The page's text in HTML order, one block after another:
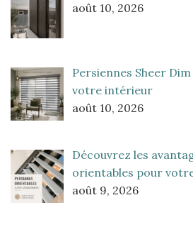
août 10, 2026
Persiennes Sheer
votre intérieur
août 10, 2026
Découvrez les
orientables pour
août 9, 2026